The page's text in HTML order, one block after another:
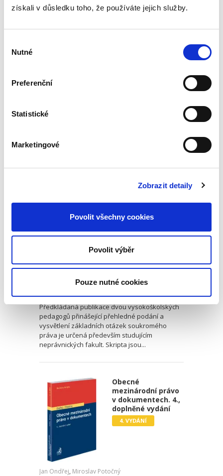
získali v důsledku toho, že používáte jejich služby.
souhlasu
Nutné
Preferenční
Statistické
Marketingové
Zobrazit detaily
Povolit všechny cookies
Povolit výběr
Pouze nutné cookies
890,00 Kč
zachycuje aktuální vývoj mezinárodního práva.
soukromého práva
Martin Janků,Karel Marek
390,00 Kč
Předkládaná publikace dvou vysokoškolských
pedagogů přinášející přehledné podání a
vysvětlení základních otázek soukromého
práva je určená především studujícím
neprávnických fakult. Skripta jsou...
Obecné
mezinárodní právo
v dokumentech. 4.,
doplněné vydání
4. VYDÁNÍ
Jan Ondřej, Miroslav Potočný